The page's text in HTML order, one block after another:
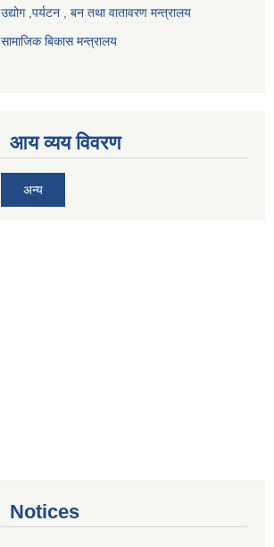
उद्योग ,पर्यटन , बन तथा वातावरण मन्त्रालय
सामाजिक बिकास मन्त्रालय
आय व्यय विवरण
अन्य
Notices